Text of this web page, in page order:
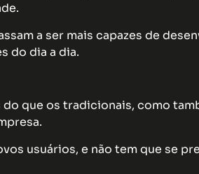
a ser mais capazes de
do dia a dia.
que os tradicionais, como
usuários, e não tem que se